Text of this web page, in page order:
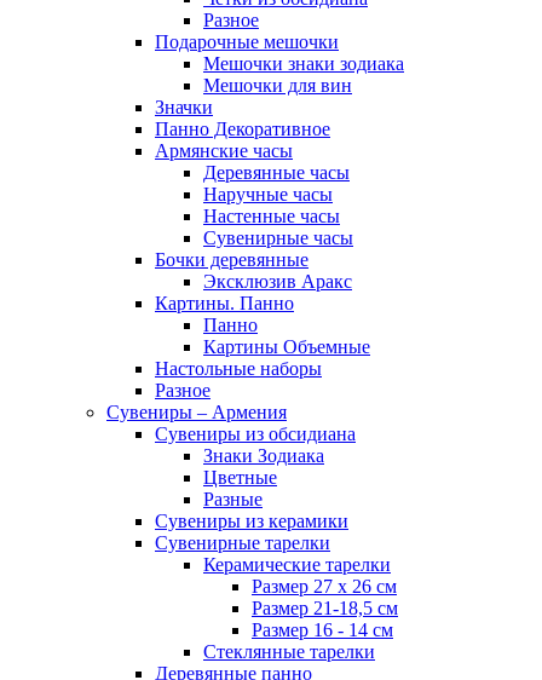
Разное
Подарочные мешочки
Мешочки знаки зодиака
Мешочки для вин
Значки
Панно Декоративное
Армянские часы
Деревянные часы
Наручные часы
Настенные часы
Сувенирные часы
Бочки деревянные
Эксклюзив Аракс
Картины. Панно
Панно
Картины Объемные
Настольные наборы
Разное
Сувениры – Армения
Сувениры из обсидиана
Знаки Зодиака
Цветные
Разные
Сувениры из керамики
Сувенирные тарелки
Керамические тарелки
Размер 27 х 26 см
Размер 21-18,5 см
Размер 16 - 14 см
Стеклянные тарелки
Деревянные панно